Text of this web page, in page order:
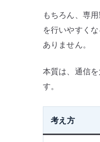
て
考
え
へ
の
もちろん、専
を行いやすく
ありません。
本質は、通信
す。
考え方